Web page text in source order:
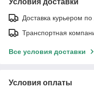
Доставка курьером
Транспортная
Все условия доставки
Условия оплаты